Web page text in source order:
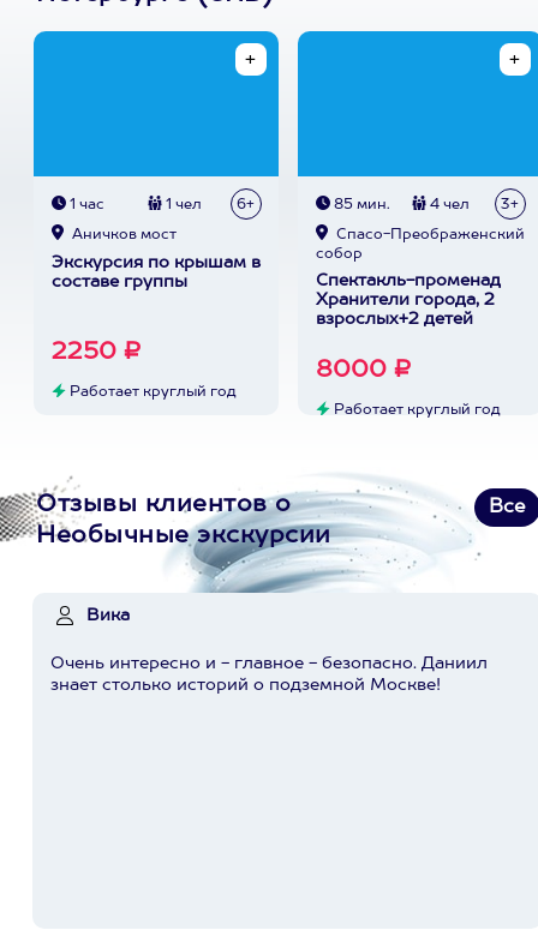
1 час 1 чел 6+
Аничков мост
Экскурсия по крышам в
составе группы
2250 ₽
Работает круглый год
85 мин. 4 чел 3+
Спасо-Преображенский
собор
Спектакль-променад
Хранители города, 2
взрослых+2 детей
8000 ₽
Работает круглый год
Отзывы клиентов о
Необычные экскурсии
Все
Вика
Очень интересно и - главное - безопасно. Даниил
знает столько историй о подземной Москве!